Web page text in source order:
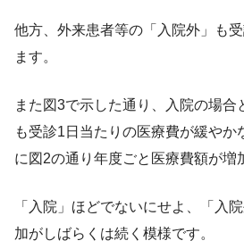
他方、外来患者等の「入院外」も
ます。
また図3で示した通り、入院の場合
も受診1日当たりの医療費が緩やか
に図2の通り年度ごと医療費額が増
「入院」ほどでないにせよ、「入
加がしばらくは続く模様です。